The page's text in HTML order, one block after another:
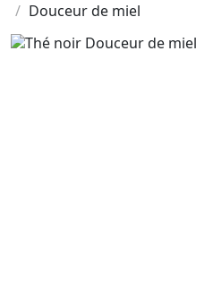
Douceur de miel